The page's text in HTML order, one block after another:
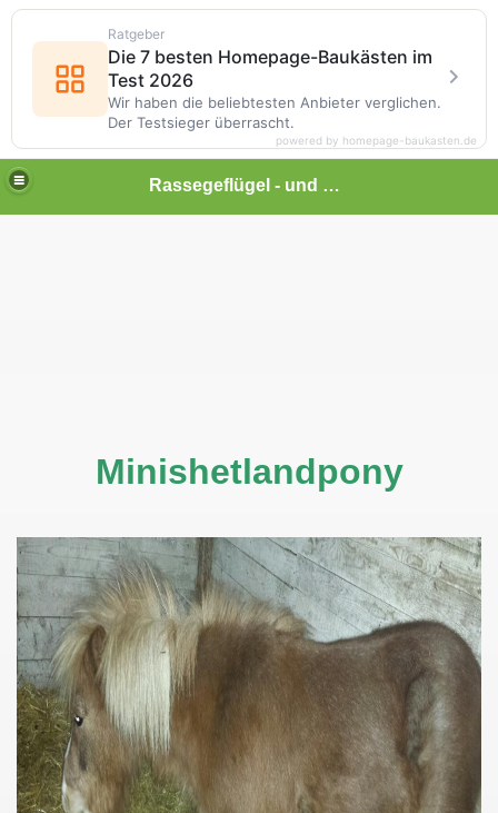
Rassegeflügel - und Kleintierhof Lonalu
Minishetlandpony
Ratgeber
Die 7 besten Homepage-Baukästen im
Test 2026
Wir haben die beliebtesten Anbieter verglichen.
Der Testsieger überrascht.
powered by homepage-baukasten.de